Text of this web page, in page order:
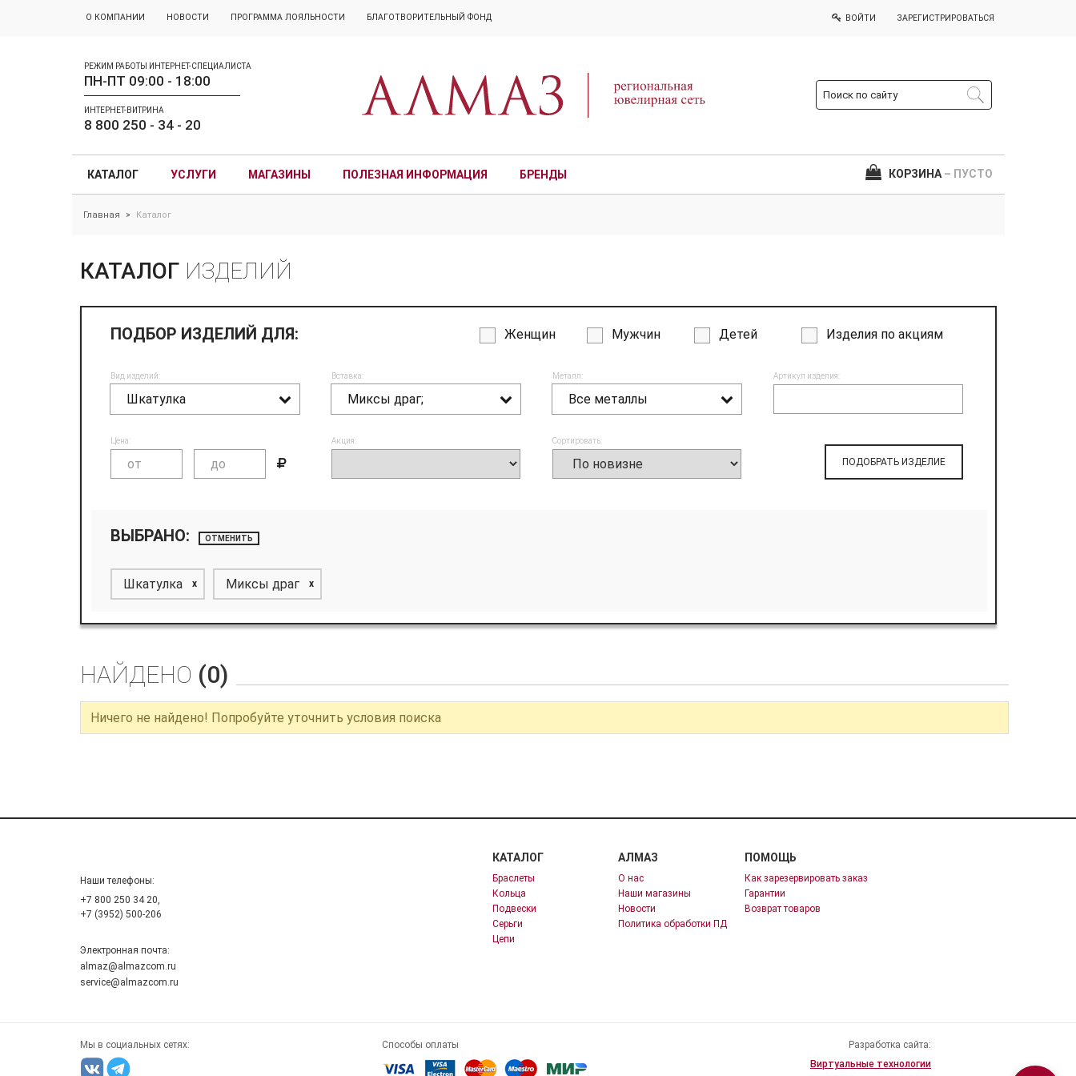
О КОМПАНИИ НОВОСТИ ПРОГРАММА ЛОЯЛЬНОСТИ БЛАГОТВОРИТЕЛЬНЫЙ ФОНД
РЕЖИМ РАБОТЫ ИНТЕРНЕТ-СПЕЦИАЛИСТА
ПН-ПТ 09:00 - 18:00
ИНТЕРНЕТ-ВИТРИНА
8 800 250 - 34 - 20
ВОЙТИ ЗАРЕГИСТРИРОВАТЬСЯ
КАТАЛОГ УСЛУГИ МАГАЗИНЫ ПОЛЕЗНАЯ ИНФОРМАЦИЯ БРЕНДЫ КОРЗИНА – ПУСТО
Главная > Каталог
КАТАЛОГ ИЗДЕЛИЙ
ПОДБОР ИЗДЕЛИЙ ДЛЯ: Женщин Мужчин Детей Изделия по акциям
Вид изделий:
Шкатулка
Вставка:
Миксы драг;
Металл:
Все металлы
Артикул изделия:
Цена: Акция: Сортировать:
ПОДОБРАТЬ ИЗДЕЛИЕ
ВЫБРАНО: ОТМЕНИТЬ
Шкатулка x Миксы драг x
НАЙДЕНО (0)
Ничего не найдено! Попробуйте уточнить условия поиска
Наши телефоны:
+7 800 250 34 20,
+7 (3952) 500-206
Электронная почта:
almaz@almazcom.ru
service@almazcom.ru
КАТАЛОГ
Браслеты
Кольца
Подвески
Серьги
Цепи
АЛМАЗ
О нас
Наши магазины
Новости
Политика обработки ПД
ПОМОЩЬ
Как зарезервировать заказ
Гарантии
Возврат товаров
Мы в социальных сетях: Способы оплаты
Разработка сайта:
Виртуальные технологии